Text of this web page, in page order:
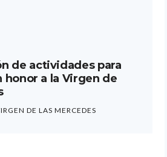
de actividades para
honor a la Virgen de
DE LAS MERCEDES